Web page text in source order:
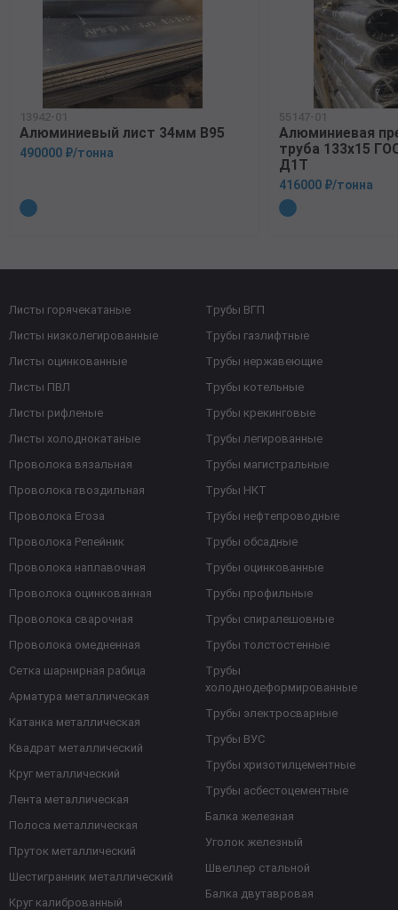
13942-01
Алюминиевый лист 34мм В95
490000 ₽/тонна
55147-01
Алюминиевая
труба 133х15
Д1Т
416000 ₽/тонна
Листы горячекатаные
Листы низколегированные
Листы оцинкованные
Листы ПВЛ
Листы рифленые
Листы холоднокатаные
Проволока вязальная
Проволока гвоздильная
Проволока Егоза
Проволока Репейник
Проволока наплавочная
Проволока оцинкованная
Проволока сварочная
Проволока омедненная
Сетка шарнирная рабица
Арматура металлическая
Катанка металлическая
Квадрат металлический
Круг металлический
Лента металлическая
Полоса металлическая
Пруток металлический
Шестигранник металлический
Круг калиброванный
Трубы ВГП
Трубы газлифтные
Трубы нержавеющие
Трубы котельные
Трубы крекинговые
Трубы легированные
Трубы магистральные
Трубы НКТ
Трубы нефтепроводные
Трубы обсадные
Трубы оцинкованные
Трубы профильные
Трубы спиралешовные
Трубы толстостенные
Трубы
холоднодеформированные
Трубы электросварные
Трубы ВУС
Трубы хризотилцементные
Трубы асбестоцементные
Балка железная
Уголок железный
Швеллер стальной
Балка двутавровая